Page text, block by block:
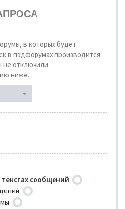
в которых будет
в подфорумах производится
не отключили
ниже.
сообщений